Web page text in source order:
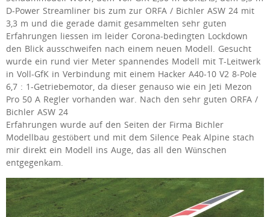
D-Power Streamliner bis zum zur ORFA / Bichler ASW 24 mit
3,3 m und die gerade damit gesammelten sehr guten
Erfahrungen liessen im leider Corona-bedingten Lockdown
den Blick ausschweifen nach einem neuen Modell. Gesucht
wurde ein rund vier Meter spannendes Modell mit T-Leitwerk
in Voll-GfK in Verbindung mit einem Hacker A40-10 V2 8-Pole
6,7 : 1-Getriebemotor, da dieser genauso wie ein Jeti Mezon
Pro 50 A Regler vorhanden war. Nach den sehr guten ORFA /
Bichler ASW 24
Erfahrungen wurde auf den Seiten der Firma Bichler
Modellbau gestöbert und mit dem Silence Peak Alpine stach
mir direkt ein Modell ins Auge, das all den Wünschen
entgegenkam.